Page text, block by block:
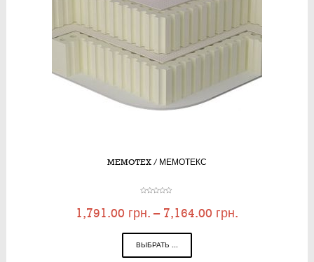
MEMOTEX / МЕМОТЕКС
1,791.00 грн. – 7,164.00 грн.
ВЫБРАТЬ ...